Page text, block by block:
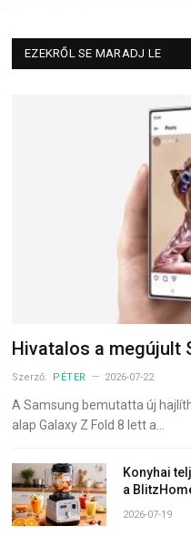
EZEKRŐL SE MARADJ LE
Hivatalos a megújult
Szerző: PÉTER 2026-07-22
A Samsung bemutatta új
alap Galaxy Z Fold 8 lett a…
Konyhai
a
2026-07-19